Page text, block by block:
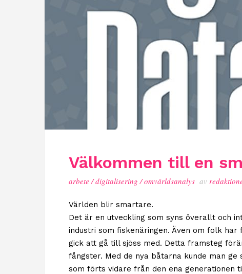
Välkommen till en
arbete /digitalisering /omvärldsanalys av
Världen blir smartare.
Det är en utveckling som syns överallt och
industri som fiskenäringen. Även om folk
gick att gå till sjöss med. Detta framsteg
fångster. Med de nya båtarna kunde man
som förts vidare från den ena generationen